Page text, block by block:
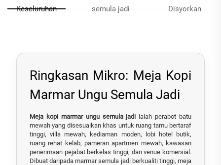
Keseluruhan semula jadi Disyorkan
Ringkasan Mikro: Meja Kopi
Marmar Ungu Semula Jadi
Meja kopi marmar ungu semula jadi ialah perabot batu
mewah yang disesuaikan khas untuk ruang tamu bertaraf
tinggi, villa mewah, kediaman moden, lobi hotel butik,
ruang rehat kelab, pameran apartmen mewah, kawasan
penerimaan pejabat berkelas tinggi, dan venue komersial.
Dibuat daripada marmar semula jadi berkualiti tinggi, meja